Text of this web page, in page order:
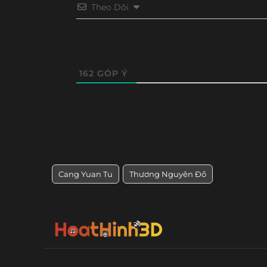
Theo Dõi
162 GÓP Ý
Cang Yuan Tu Thương Nguyên Đồ